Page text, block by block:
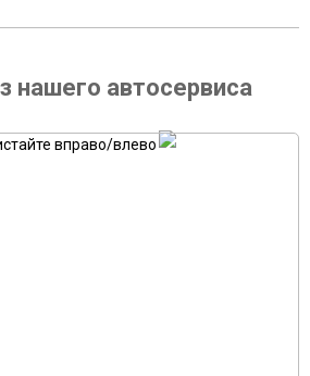
нашего автосервиса
вправо/влево